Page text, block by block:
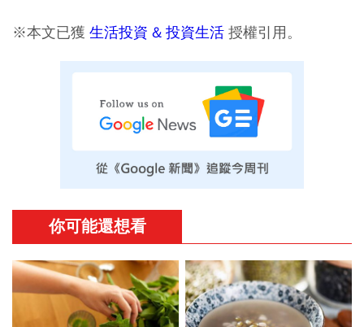
※本文已獲 生活投資 & 投資生活 授權引用。